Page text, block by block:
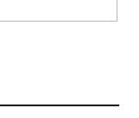
的銀行帳號後
作業。